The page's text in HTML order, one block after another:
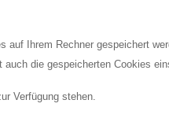
Ihrem Rechner gespeichert
die gespeicherten Cookies
Verfügung stehen.